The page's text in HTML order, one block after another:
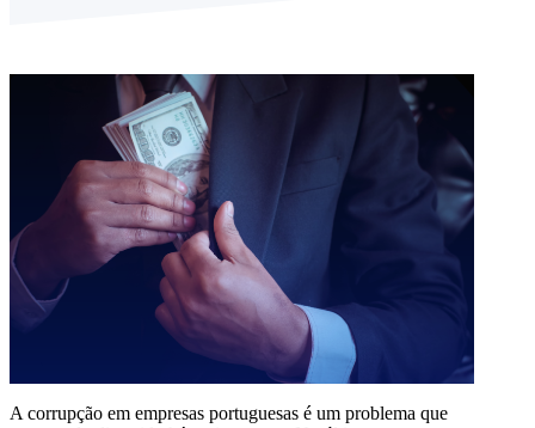
A corrupção em empresas portuguesas é um problema que